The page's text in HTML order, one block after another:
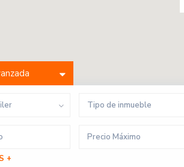
Tipo de inmueble
+